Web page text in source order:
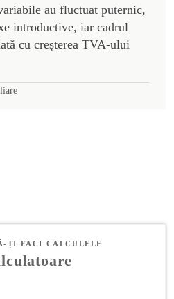
au fluctuat puternic,
introductive, iar cadrul
cu creșterea TVA-ului
ȚI FACI CALCULELE